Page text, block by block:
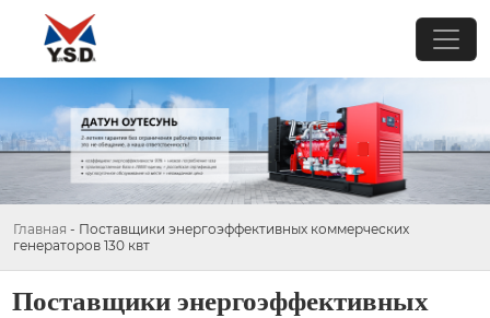
Главная - Поставщики энергоэффективных коммерческих
генераторов 130 квт
Поставщики энергоэффективных